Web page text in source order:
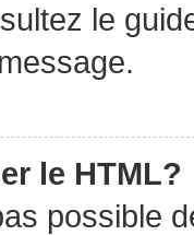
le
le HTML?
possible